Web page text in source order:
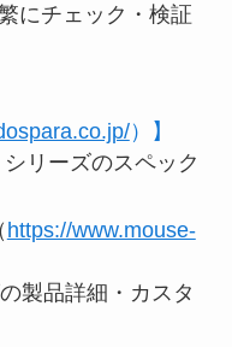
にチェック・検証
）】
リーズのスペック
https://www.mouse-
製品詳細・カスタ